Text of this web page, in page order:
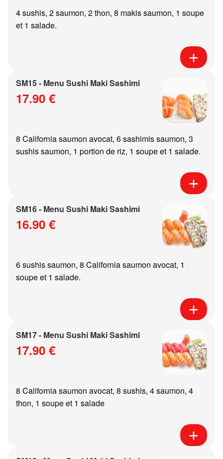
4 sushis, 2 saumon, 2 thon, 8 makis saumon, 1 soupe
et 1 salade.
SM15 - Menu Sushi Maki Sashimi
17.90 €
8 California saumon avocat, 6 sashimis saumon, 3
sushis saumon, 1 portion de riz, 1 soupe et 1 salade.
SM16 - Menu Sushi Maki Sashimi
16.90 €
6 sushis saumon, 8 California saumon avocat, 1
soupe et 1 salade.
SM17 - Menu Sushi Maki Sashimi
17.90 €
8 California saumon avocat, 8 sushis, 4 saumon, 4
thon, 1 soupe et 1 salade